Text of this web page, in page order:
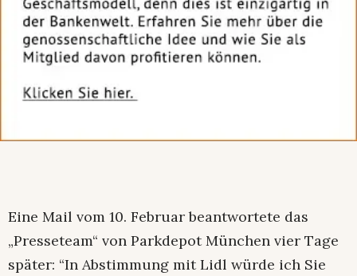
Eine Mail vom 10. Februar beantwortete das
„Presseteam“ von Parkdepot München vier Tage
später: “In Abstimmung mit Lidl würde ich Sie